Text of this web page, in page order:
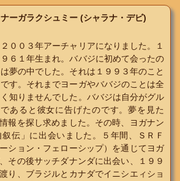
ナーガラクシュミー (シャラナ・デビ)
２００３年アーチャリアになりました。１
９６１年生まれ。ババジに初めて会ったの
は夢の中でした。それは１９９３年のこと
です。それまでヨーガやババジのことは全
く知りませんでした。ババジは自分がグル
であると彼女に告げたのです。夢を見た
報を探し求めました。その時、ヨガナン
伝」に出会いました。５年間、ＳＲＦ
ション・フェローシップ）を通じてヨガ
その後サッチダナンダに出会い、１９９
り、ブラジルとカナダでイニシエィショ